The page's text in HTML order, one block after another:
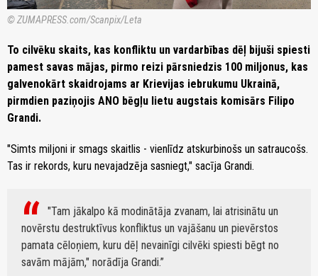
© ZUMAPRESS.com/Scanpix/Leta
To cilvēku skaits, kas konfliktu un vardarbības dēļ bijuši spiesti
pamest savas mājas, pirmo reizi pārsniedzis 100 miljonus, kas
galvenokārt skaidrojams ar Krievijas iebrukumu Ukrainā,
pirmdien paziņojis ANO bēgļu lietu augstais komisārs Filipo
Grandi.
"Simts miljoni ir smags skaitlis - vienlīdz atskurbinošs un satraucošs.
Tas ir rekords, kuru nevajadzēja sasniegt," sacīja Grandi.
"Tam jākalpo kā modinātāja zvanam, lai atrisinātu un
novērstu destruktīvus konfliktus un vajāšanu un pievērstos
pamata cēloņiem, kuru dēļ nevainīgi cilvēki spiesti bēgt no
savām mājām," norādīja Grandi.